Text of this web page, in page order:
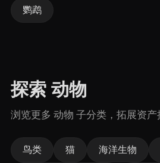
鹦鹉
探索 动物
浏览更多 动物 子分类，拓展资产
鸟类 猫 海洋生物